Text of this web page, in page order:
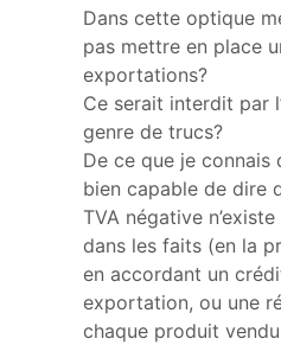
Dans cette optique
pas mettre en place
exportations?
Ce serait interdit par
genre de trucs?
De ce que je connais
bien capable de dire
TVA négative
dans les faits (en la
en accordant un
exportation, ou une
chaque produit